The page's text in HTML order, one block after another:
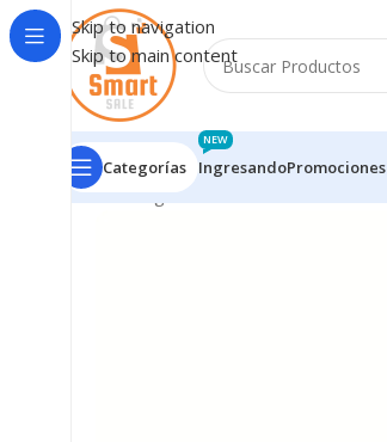
Skip to navigation
Skip to main content
Categorías Ingresando
NEW
Promociones
Inicio/Ingresando